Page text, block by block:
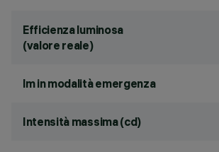
Efficienza luminosa
(valore reale)
lm in modalità emergenza
Intensità massima (cd)